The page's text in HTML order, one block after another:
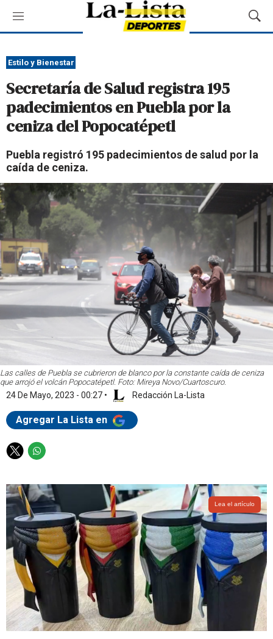
M
e
ú
M
o
q
u
d
a
Estilo y Bienestar
Secretaría de Salud registra 195
padecimientos en Puebla por la
ceniza del Popocatépetl
Puebla registró 195 padecimientos de salud por la
caída de ceniza.
Las calles de Puebla se cubrieron de blanco por la constante caída de ceniza
que arrojó el volcán Popocatépetl. Foto: Mireya Novo/Cuartoscuro.
24 De Mayo, 2023 - 00:27 • Redacción La-Lista
Agregar La Lista en
T
i
t
t
e
r
W
a
t
s
a
p
p
Lea el artículo